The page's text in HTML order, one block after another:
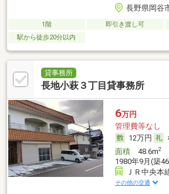
長野県岡谷
1階 即引き渡し可
駅から徒歩20分以内
貸事務所
長地小萩３丁目貸事務所
6万円
管理費等なし
12万円
面積48.6m2
1980年9月(築
ＪＲ中央本
その他の交通